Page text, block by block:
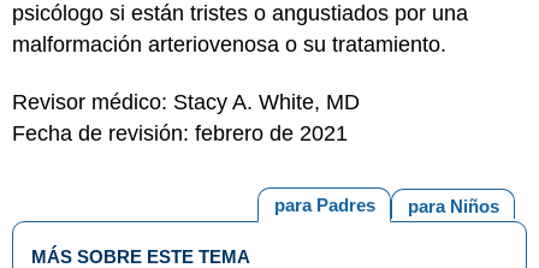
psicólogo si están tristes o angustiados por una
malformación arteriovenosa o su tratamiento.
Revisor médico: Stacy A. White, MD
Fecha de revisión: febrero de 2021
para Niños
para Padres
MÁS SOBRE ESTE TEMA